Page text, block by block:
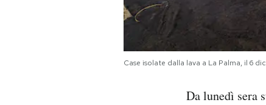
Case isolate dalla lava a La Palma, il 6
Da lunedì sera